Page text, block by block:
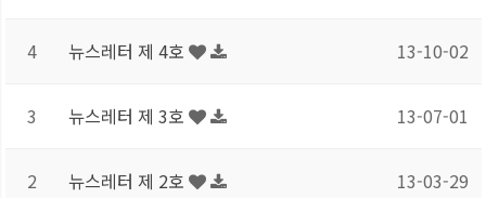
4 뉴스레터 제 4호 13-10-02
3 뉴스레터 제 3호 13-07-01
2 뉴스레터 제 2호 13-03-29